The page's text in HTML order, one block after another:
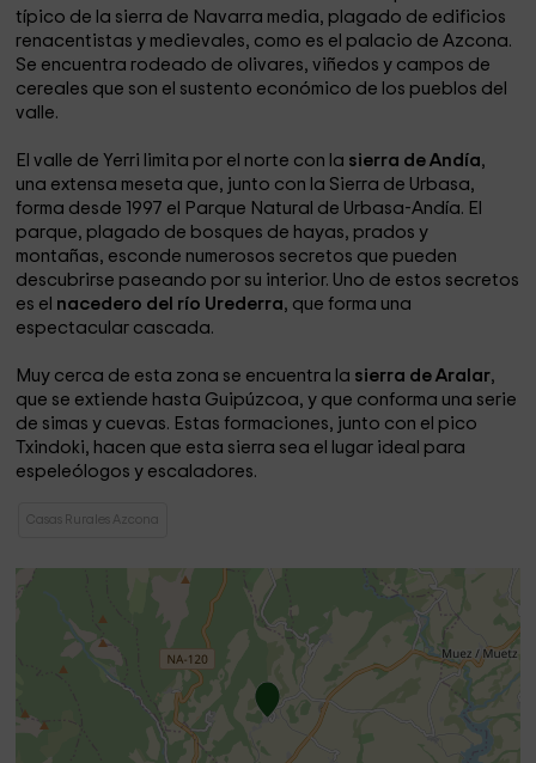
típico de la sierra de Navarra media, plagado de edificios
renacentistas y medievales, como es el palacio de Azcona.
Se encuentra rodeado de olivares, viñedos y campos de
cereales que son el sustento económico de los pueblos del
valle.
El valle de Yerri limita por el norte con la sierra de Andía,
una extensa meseta que, junto con la Sierra de Urbasa,
forma desde 1997 el Parque Natural de Urbasa-Andía. El
parque, plagado de bosques de hayas, prados y
montañas, esconde numerosos secretos que pueden
descubrirse paseando por su interior. Uno de estos secretos
es el nacedero del río Urederra, que forma una
espectacular cascada.
Muy cerca de esta zona se encuentra la sierra de Aralar,
que se extiende hasta Guipúzcoa, y que conforma una serie
de simas y cuevas. Estas formaciones, junto con el pico
Txindoki, hacen que esta sierra sea el lugar ideal para
espeleólogos y escaladores.
Casas Rurales Azcona